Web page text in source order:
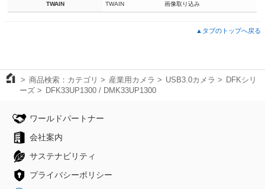
TWAIN TWAIN 画像取り込み
▲タブのトップへ戻る
商品検索：カテゴリ 産業用カメラ USB3.0カメラ
DFKシリ
ーズ
DFK33UP1300 / DMK33UP1300
ワールドパートナー
会社案内
サステナビリティ
プライバシーポリシー